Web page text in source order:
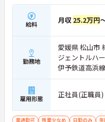
給料 月収 25.2万円
勤務地
愛媛県 松山
ジェントルハ
伊予鉄道高浜
雇用形態 正社員(正職員)
車通勤可 残業少なめ 日勤のみ